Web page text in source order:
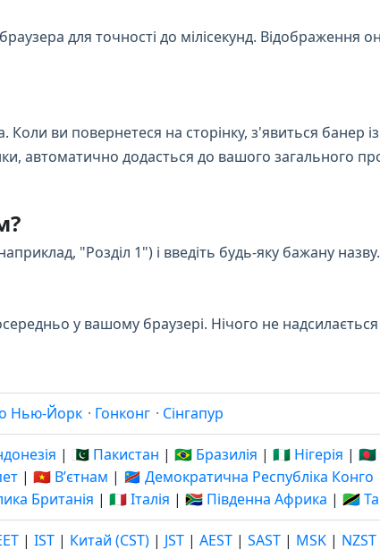
для точності до мілісекунд. Відображення
ви повернетеся на сторінку, з'явиться банер
автоматично додасться до вашого загального
"Розділ 1") і введіть будь-яку бажану назву.
у вашому браузері. Нічого не
Нью-Йорк · Гонконг · Сінгапур
| 🇵🇰 Пакистан | 🇧🇷 Бразилія | 🇳🇬 Нігерія | 🇧🇩
| 🇻🇳 Вʼєтнам | 🇨🇩 Демократична Республіка Конго
Британія | 🇮🇹 Італія | 🇿🇦 Південна Африка | 🇹🇿
| IST | Китай (CST) | JST | AEST | SAST | MSK | NZST